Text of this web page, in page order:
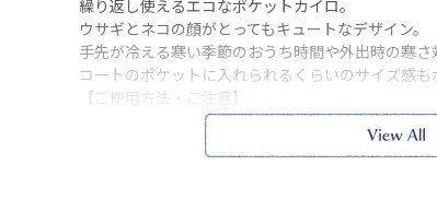
繰り返し使えるエコなポケットカイロ。
ウサギとネコの顔がとってもキュートなデザイン。
手先が冷える寒い季節のおうち時間や外出時の寒さ
コートのポケットに入れられるくらいのサイズ感も
【ご使用方法・ご注意】
・カイロの中の金属ボタンを数回押し曲げると、
かくなったらカバーに入れてお使いください。